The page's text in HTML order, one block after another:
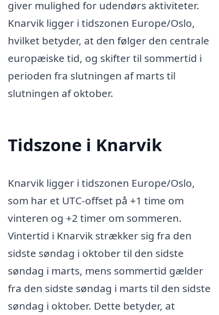
giver mulighed for udendørs aktiviteter.
Knarvik ligger i tidszonen Europe/Oslo,
hvilket betyder, at den følger den centrale
europæiske tid, og skifter til sommertid i
perioden fra slutningen af marts til
slutningen af oktober.
Tidszone i Knarvik
Knarvik ligger i tidszonen Europe/Oslo,
som har et UTC-offset på +1 time om
vinteren og +2 timer om sommeren.
Vintertid i Knarvik strækker sig fra den
sidste søndag i oktober til den sidste
søndag i marts, mens sommertid gælder
fra den sidste søndag i marts til den sidste
søndag i oktober. Dette betyder, at